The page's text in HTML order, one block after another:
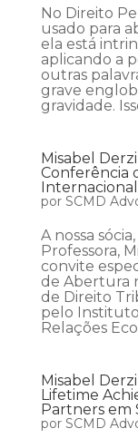
No Direito
usado para
ela está
aplicando a
outras
grave
gravidade.
Misabel
Conferência
por SCMD
A nossa
Professora,
convite
de Abertura
de Direito
pelo
Relações
Misabel
Lifetime
Partners em
por SCMD